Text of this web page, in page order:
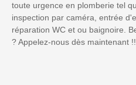
toute urgence en plomberie tel
inspection par caméra, entrée
réparation WC et ou baignoire.
? Appelez-nous dès maintenant